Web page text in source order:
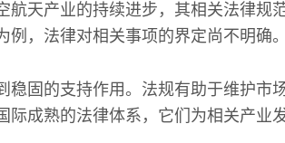
航天产业的持续进步，其相关法律规
，法律对相关事项的界定尚不明确。
稳固的支持作用。法规有助于维护市
际成熟的法律体系，它们为相关产业